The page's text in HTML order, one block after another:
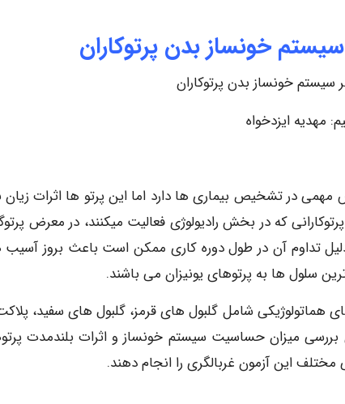
سیستم خونساز بدن پرتوکاران
سیستم خونساز بدن پرتوکاران
مهدیه ایزدخواه
مهمی در تشخیص بیماری ها دارد اما این پرتو ها اثرات زیان
که در بخش رادیولوژی فعالیت میکنند، در معرض
دلیل تداوم آن در طول دوره کاری ممکن است باعث بروز
سلول ها به پرتوهای یونیزان می باشند.
هماتولوژیکی شامل گلبول های قرمز، گلبول های سفید،
میزان حساسیت سیستم خونساز و اثرات بلندمدت
این آزمون غربالگری را انجام دهند.